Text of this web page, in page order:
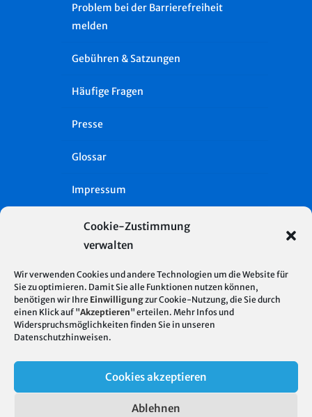
Cookie-Zustimmung
verwalten
Wir verwenden Cookies und andere Technologien um die Website für
Sie zu optimieren. Damit Sie alle Funktionen nutzen können,
benötigen wir Ihre Einwilligungzur Cookie-Nutzung, die Sie durch
einen Klick auf "Akzeptieren" erteilen. Mehr Infos und
Widerspruchsmöglichkeiten finden Sie in unseren
Datenschutzhinweisen.
Cookies akzeptieren
Ablehnen
Problem bei der Barrierefreiheit
melden
Gebühren & Satzungen
Häufige Fragen
Presse
Glossar
Impressum
Datenschutz
Intern
© 2026 Stadtentwässerung Stuttgart